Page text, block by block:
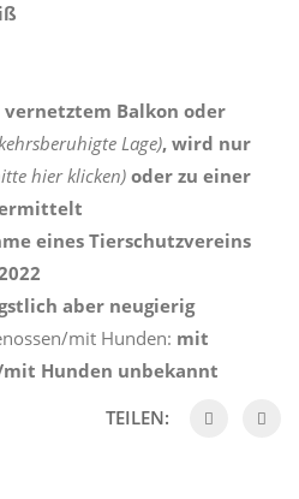
Balkon oder
Lage), wird nur
hier klicken)oder zu einer
eines Tierschutzvereins
aber neugierig
mit Hunden: mit
Hunden unbekannt
TEILEN: